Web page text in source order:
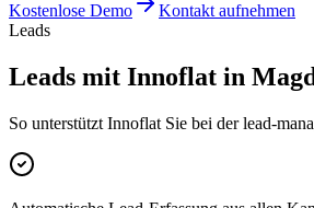
Kostenlose Demo
Kontakt aufnehmen
Leads
Leads mit Innoflat in
So unterstützt Innoflat Sie bei der lead-